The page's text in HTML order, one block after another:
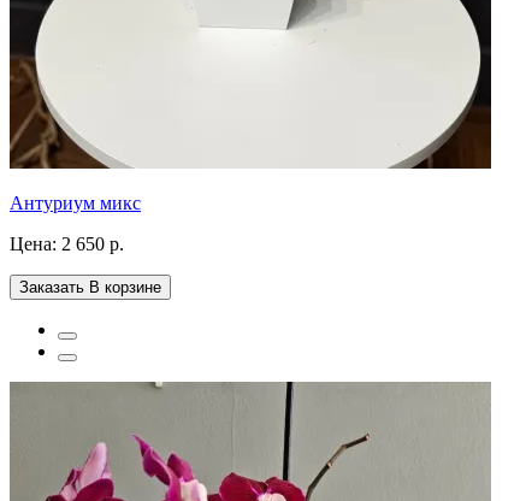
Антуриум микс
Цена: 2 650 р.
Заказать В корзине